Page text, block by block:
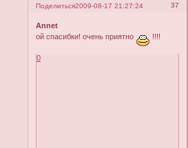
Поделиться 37
2009-08-17 21:27:24
Annet
ой спасибки! очень приятно
!!!!
0